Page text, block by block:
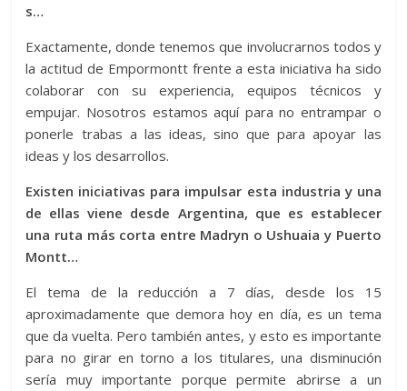
s…
Exactamente, donde tenemos que involucrarnos todos y
la actitud de Empormontt frente a esta iniciativa ha sido
colaborar con su experiencia, equipos técnicos y
empujar. Nosotros estamos aquí para no entrampar o
ponerle trabas a las ideas, sino que para apoyar las
ideas y los desarrollos.
Existen iniciativas para impulsar esta industria y una
de ellas viene desde Argentina, que es establecer
una ruta más corta entre Madryn o Ushuaia y Puerto
Montt…
El tema de la reducción a 7 días, desde los 15
aproximadamente que demora hoy en día, es un tema
que da vuelta. Pero también antes, y esto es importante
para no girar en torno a los titulares, una disminución
sería muy importante porque permite abrirse a un